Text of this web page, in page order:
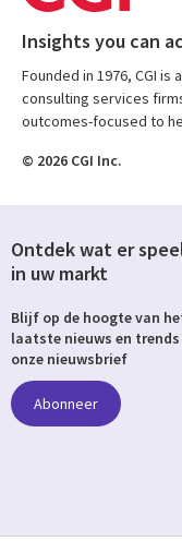
Insights you can
Founded in 1976, CGI
consulting services
outcomes-focused to
© 2026 CGI Inc.
Ontdek wat er
in uw markt
Blijf op de hoogte van
laatste nieuws en
onze nieuwsbrief
Abonneer